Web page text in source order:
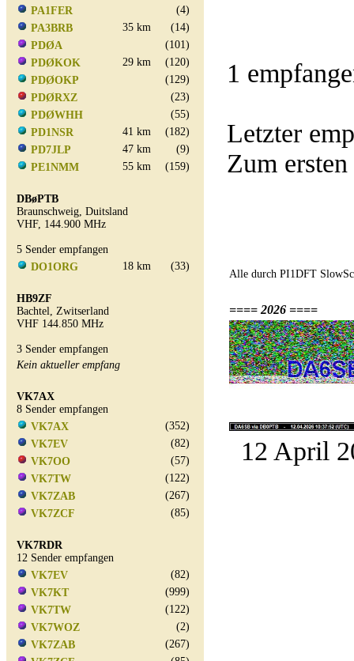
PA1FER
(4)
PA3BRB
35 km
(14)
PDØA
(101)
PDØKOK
29 km
(120)
PDØOKP
(129)
PDØRXZ
(23)
PDØWHH
(55)
PD1NSR
41 km
(182)
PD7JLP
47 km
(9)
PE1NMM
55 km (159)
DBøPTB
Braunschweig, Duitsland
VHF, 144.900 MHz
5 Sender empfangen
DO1ORG
18 km (33)
HB9ZF
Bachtel, Zwitserland
VHF 144.850 MHz
3 Sender empfangen
Kein aktueller empfang
VK7AX
8 Sender empfangen
VK7AX
(352)
VK7EV
(82)
VK7OO
(57)
VK7TW
(122)
VK7ZAB
(267)
VK7ZCF
(85)
VK7RDR
12 Sender empfangen
VK7EV
(82)
VK7KT
(999)
VK7TW
(122)
VK7WOZ
(2)
VK7ZAB
(267)
1
Letzter
Zum
Alle durch PI1DFT
==== 2026 ====
12 April